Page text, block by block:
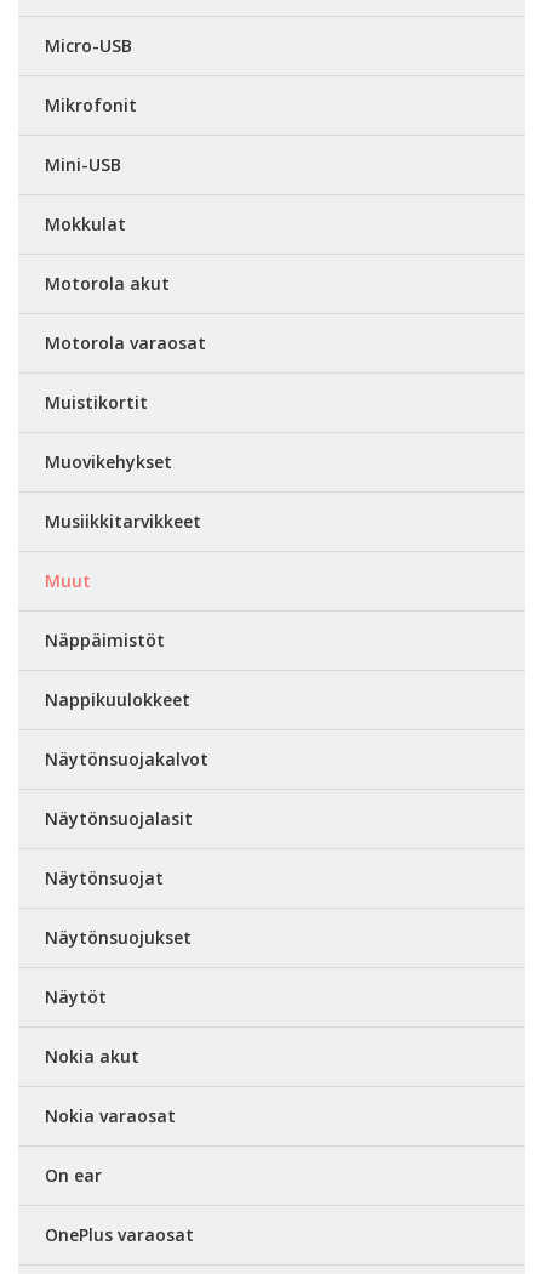
Micro-USB
Mikrofonit
Mini-USB
Mokkulat
Motorola akut
Motorola varaosat
Muistikortit
Muovikehykset
Musiikkitarvikkeet
Muut
Näppäimistöt
Nappikuulokkeet
Näytönsuojakalvot
Näytönsuojalasit
Näytönsuojat
Näytönsuojukset
Näytöt
Nokia akut
Nokia varaosat
On ear
OnePlus varaosat